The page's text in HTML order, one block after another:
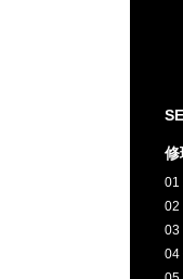
修
01
02
03
04